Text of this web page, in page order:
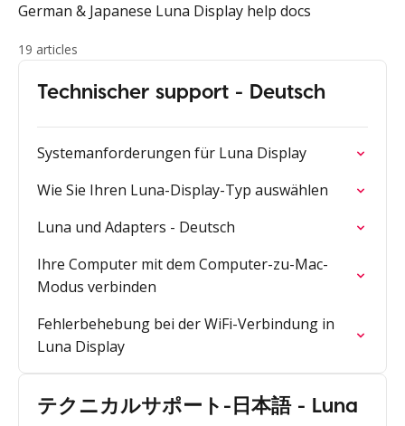
German & Japanese Luna Display help docs
19 articles
Technischer support - Deutsch
Systemanforderungen für Luna Display
Wie Sie Ihren Luna-Display-Typ auswählen
Luna und Adapters - Deutsch
Ihre Computer mit dem Computer-zu-Mac-
Modus verbinden
Fehlerbehebung bei der WiFi-Verbindung in
Luna Display
テクニカルサポート-日本語 - Luna